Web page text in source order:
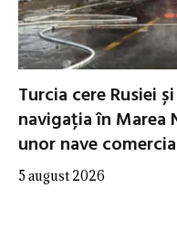
Turcia cere Rusiei
navigația în Marea
unor nave
5 august 2026